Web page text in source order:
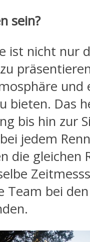
sein?
ist nicht nur
und
bieten. Das
bis hin zur
jedem
die gleichen
Team bei